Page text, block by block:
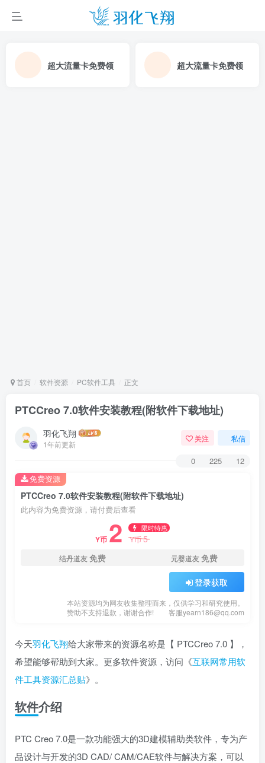
超大流量卡免费领 超大流量卡免费领
首页 软件资源 PC软件工具 正文
​PTCCreo 7.0软件安装教程(附软件下载地址)
羽化飞翔
1年前更新
关注 私信
0 225 12
​PTCCreo 7.0软件安装教程(附软件下载地址)
此内容为免费资源，请付费后查看
Y币 2 限时特惠
Y币5
结丹道友免费 元婴道友免费
登录获取
本站资源均为网友收集整理而来，仅供学习和研究使用。
赞助不支持退款，谢谢合作!
客服yearn186@qq.com
免费资源
今天羽化飞翔给大家带来的资源名称是【 ​PTCCreo 7.0 】，
希望能够帮助到大家。更多软件资源，访问《互联网常用软
件工具资源汇总贴》。
软件介绍
PTC Creo 7.0是一款功能强大的3D建模辅助类软件，专为产
品设计与开发的3D CAD/ CAM/CAE软件与解决方案，可以